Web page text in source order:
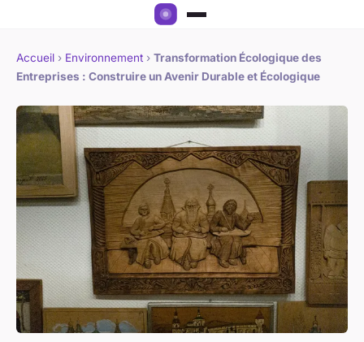
Accueil › Environnement › Transformation Écologique des
Entreprises : Construire un Avenir Durable et Écologique